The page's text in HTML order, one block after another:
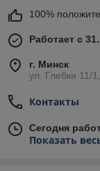
100%
Работает с
г. Минск
ул. Глебки 11/
Контакты
Сегодня
Показать